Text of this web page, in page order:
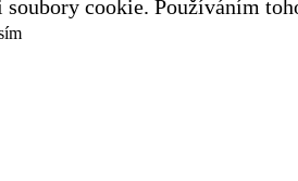
soubory cookie. Používáním